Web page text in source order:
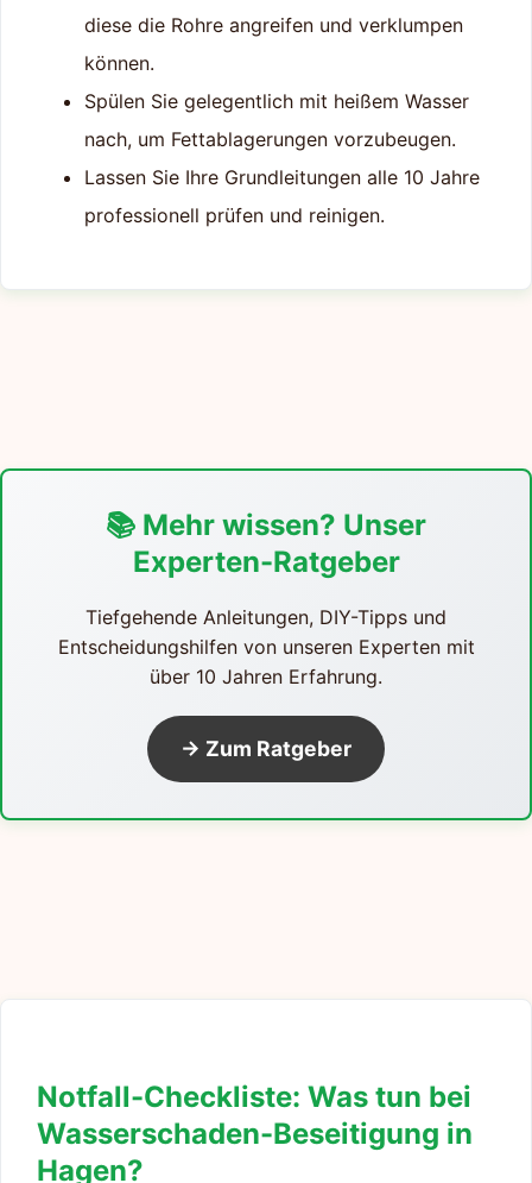
diese die Rohre angreifen und verklumpen
können.
Spülen Sie gelegentlich mit heißem Wasser
nach, um Fettablagerungen vorzubeugen.
Lassen Sie Ihre Grundleitungen alle 10 Jahre
professionell prüfen und reinigen.
📚 Mehr wissen? Unser
Experten-Ratgeber
Tiefgehende Anleitungen, DIY-Tipps und
Entscheidungshilfen von unseren Experten mit
über 10 Jahren Erfahrung.
→ Zum Ratgeber
Notfall-Checkliste: Was tun bei
Wasserschaden-Beseitigung in
Hagen?